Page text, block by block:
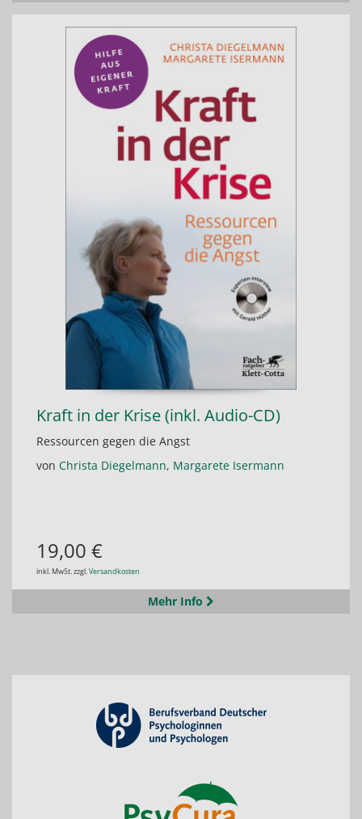
Kraft in der Krise (inkl. Audio-CD)
Ressourcen gegen die Angst
von Christa Diegelmann, Margarete Isermann
19,00 €
inkl. MwSt. zzgl.Versandkosten
Mehr Info